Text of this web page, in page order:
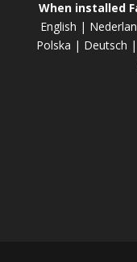
When installed
English |
Polska | Deutsch |